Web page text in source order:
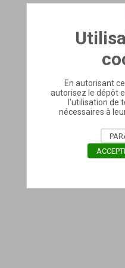
En autorisant
autorisez le dépôt
l'utilisation de
nécessaires à